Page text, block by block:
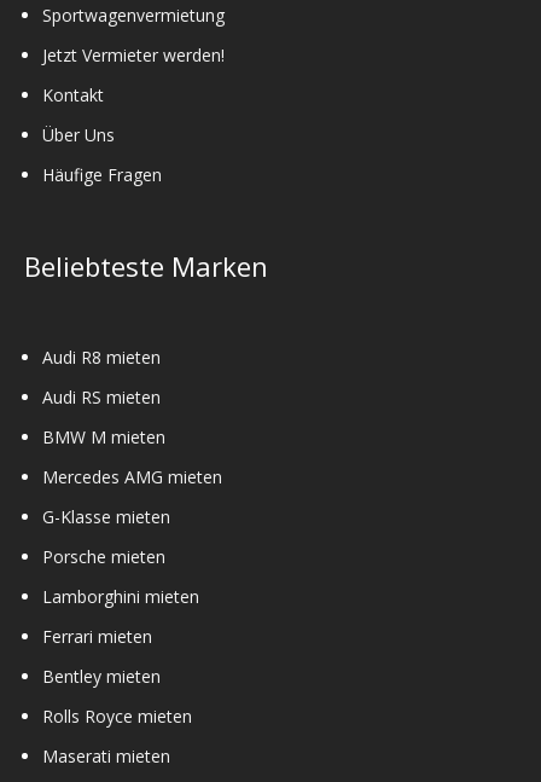
Sportwagenvermietung
Jetzt Vermieter werden!
Kontakt
Über Uns
Häufige Fragen
Beliebteste Marken
Audi R8 mieten
Audi RS mieten
BMW M mieten
Mercedes AMG mieten
G-Klasse mieten
Porsche mieten
Lamborghini mieten
Ferrari mieten
Bentley mieten
Rolls Royce mieten
Maserati mieten